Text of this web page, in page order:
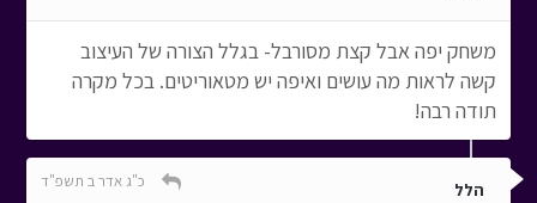
משחק יפה אבל קצת מסורבל- בגלל הצורה של העיצוב
קשה לראות מה עושים ואיפה יש מטאוריטים. בכל מקרה
תודה רבה!
הלל כ"ג אדר ב תשפ"ד